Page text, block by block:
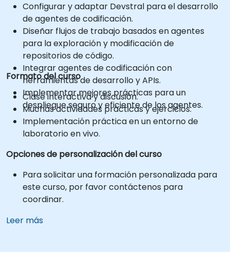
Configurar y adaptar Devstral para el desarrollo
de agentes de codificación.
Diseñar flujos de trabajo basados en agentes
para la exploración y modificación de
repositorios de código.
Integrar agentes de codificación con
herramientas de desarrollo y APIs.
Implementar mejores prácticas para un
despliegue seguro y eficiente de los agentes.
Formato del curso
Clase interactiva y discusión.
Muchas actividades prácticas y ejercicios.
Implementación práctica en un entorno de
laboratorio en vivo.
Opciones de personalización del curso
Para solicitar una formación personalizada para
este curso, por favor contáctenos para
coordinar.
Leer más